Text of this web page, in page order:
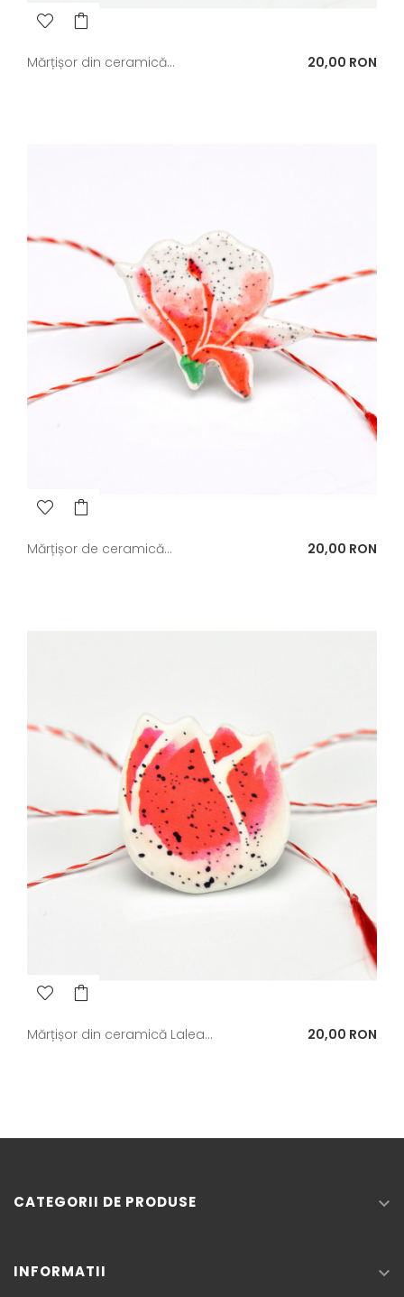
Mărțișor din ceramică... Pret
20,00 RON
Mărțișor de ceramică... Pret
20,00 RON
Mărțișor din ceramică Lalea... Pret
20,00 RON
CATEGORII DE PRODUSE 
INFORMATII 